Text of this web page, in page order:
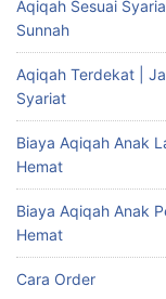
Aqiqah Sesuai
Sunnah
Aqiqah Terdekat |
Syariat
Biaya Aqiqah Anak
Hemat
Biaya Aqiqah Anak
Hemat
Cara Order